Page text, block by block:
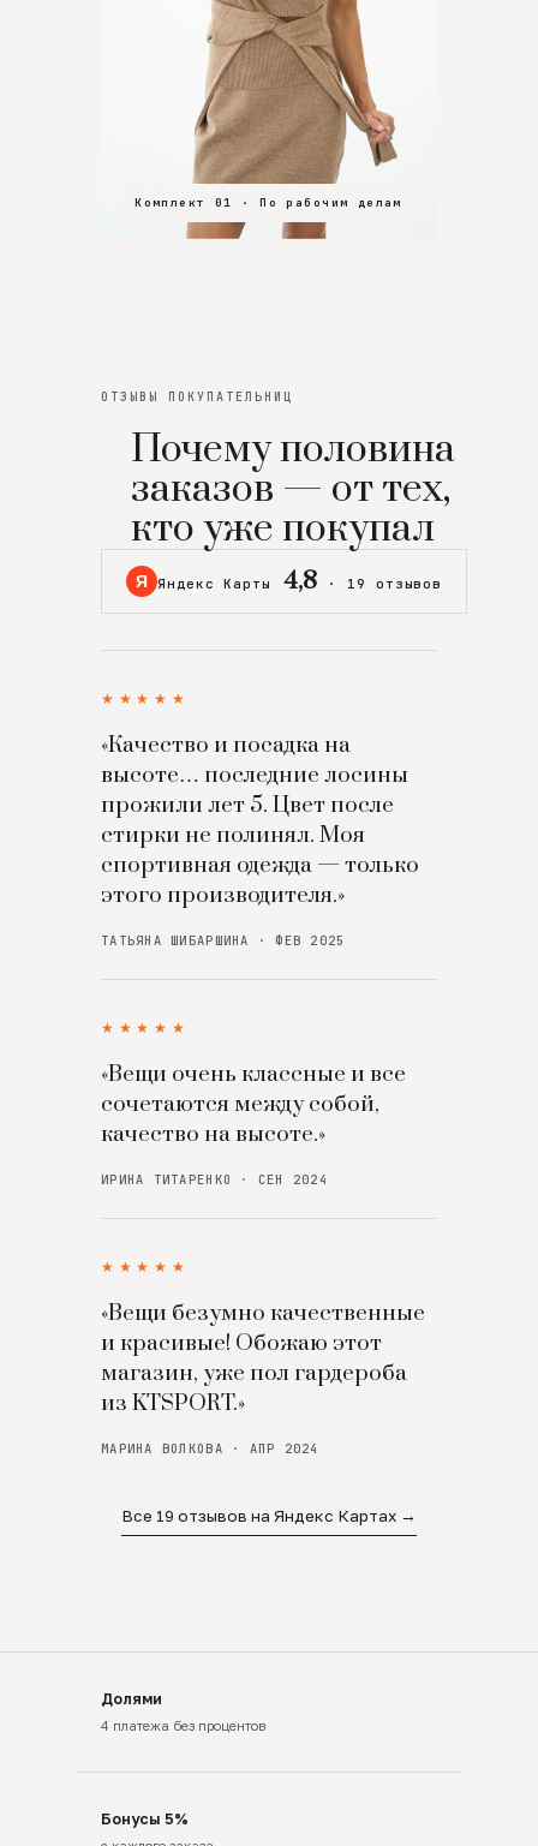
Комплект 01 · По рабочим делам
Комплект 02 · В зал
Комплект 03 · На особенный вечер
ОТЗЫВЫ ПОКУПАТЕЛЬНИЦ
Почему половина
заказов — от тех,
кто уже покупал
Я Яндекс Карты 4,8 · 19 отзывов
★★★★★
«Качество и посадка на
высоте… последние лосины
прожили лет 5. Цвет после
стирки не полинял. Моя
спортивная одежда — только
этого производителя.»
ТАТЬЯНА ШИБАРШИНА · ФЕВ 2025
★★★★★
«Вещи очень классные и все
сочетаются между собой,
качество на высоте.»
ИРИНА ТИТАРЕНКО · СЕН 2024
★★★★★
«Вещи безумно качественные
и красивые! Обожаю этот
магазин, уже пол гардероба
из KTSPORT.»
МАРИНА ВОЛКОВА · АПР 2024
Все 19 отзывов на Яндекс Картах →
Долями
4 платежа без процентов
Бонусы 5%